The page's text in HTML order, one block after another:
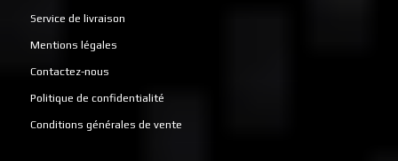
Service de livraison
Mentions légales
Contactez-nous
Politique de confidentialité
Conditions générales de vente